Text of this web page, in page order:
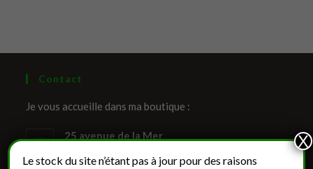
Contact
Je vous accueille dans ma boutique :
25 avenue de la Mer
Le stock du site n’étant pas à jour pour des raisons
X